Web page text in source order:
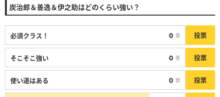
炭治郎＆善逸＆伊之助はどのくらい強い？
必須クラス！ 0 票 投票
そこそこ強い 0 票 投票
使い道はある 0 票 投票